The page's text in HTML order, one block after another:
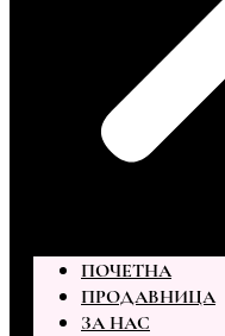
ПОЧЕТНА
ПРОДАВНИЦА
ЗА НАС